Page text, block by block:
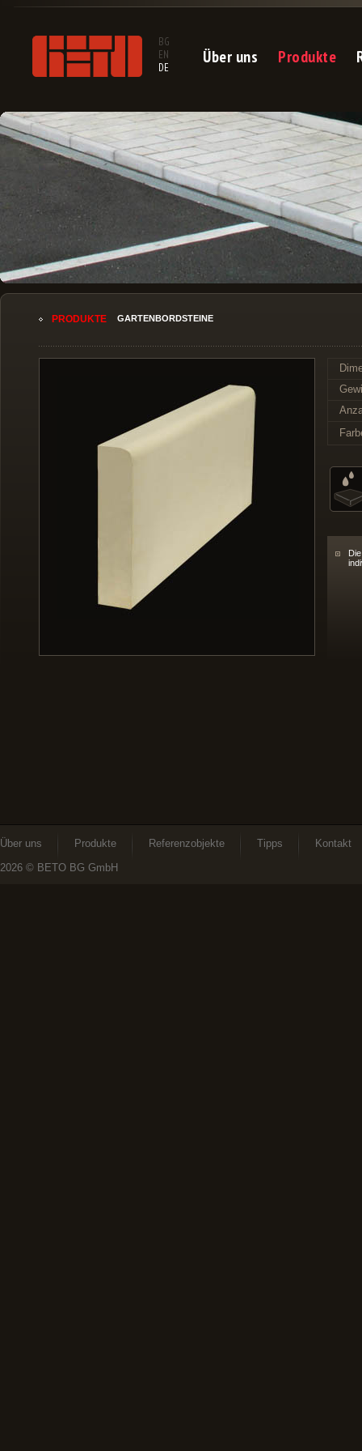
BG
EN
DE
Über uns Produkte
PRODUKTE GARTENBORDSTEINE
Über uns Produkte Referenzobjekte Tipps
Kontakt
2026 © BETO BG GmbH